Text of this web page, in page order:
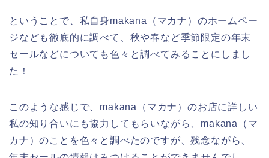
ということで、私自身makana（マカナ）のホームペー
ジなども徹底的に調べて、秋や春など季節限定の年末
セールなどについても色々と調べてみることにしまし
た！
このような感じで、makana（マカナ）のお店に詳しい
私の知り合いにも協力してもらいながら、makana（マ
カナ）のことを色々と調べたのですが、残念ながら、